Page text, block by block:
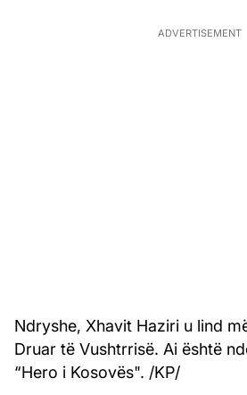
Ndryshe, Xhavit Haziri u lind
Druar të Vushtrrisë. Ai është
“Hero i Kosovës". /KP/